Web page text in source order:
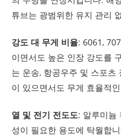
튜브는 광범위한 유지 관리
강도 대 무게 비율: 6061,
이면서도 높은 인장 강도를
는 운송, 항공우주 및 스포츠
이 있으면서도 무게 효율적
열 및 전기 전도도: 알루미늄
성이 필요한 용도에 탁월합